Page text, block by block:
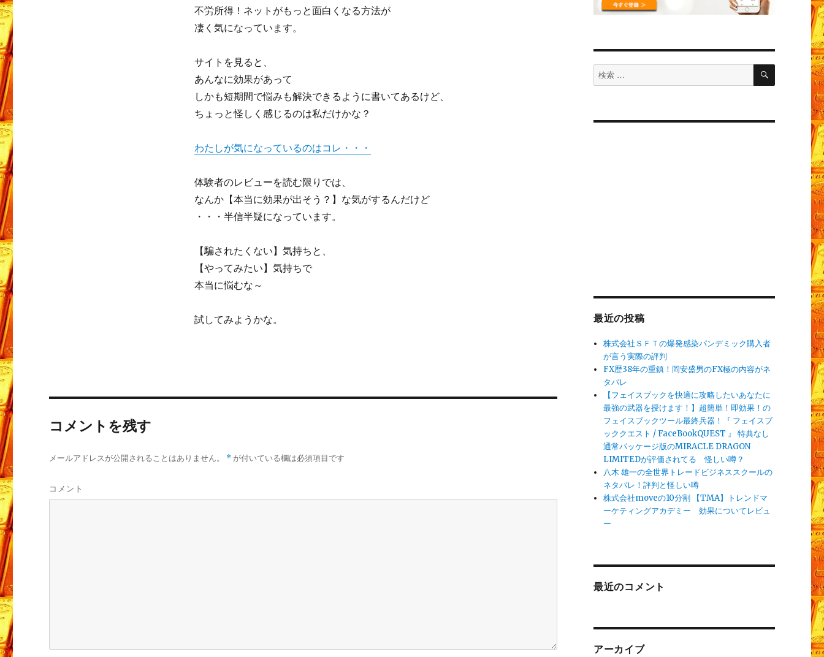
不労所得！ネットがもっと面白くなる方法が
凄く気になっています。
サイトを見ると、
あんなに効果があって
しかも短期間で悩みも解決できるように書いてあるけど、
ちょっと怪しく感じるのは私だけかな？
わたしが気になっているのはコレ・・・
体験者のレビューを読む限りでは、
なんか【本当に効果が出そう？】な気がするんだけど
・・・半信半疑になっています。
【騙されたくない】気持ちと、
【やってみたい】気持ちで
本当に悩むな～
試してみようかな。
コメントを残す
メールアドレスが公開されることはありません。 * が付いている欄は必須項目です
コメント
検
索
検
最近の投稿
株式会社ＳＦＴの爆発感染パンデミック購入者
が言う実際の評判
FX歴38年の重鎮！岡安盛男のFX極の内容がネ
タバレ
【フェイスブックを快適に攻略したいあなたに
最強の武器を授けます！】超簡単！即効果！の
フェイスブックツール最終兵器！『 フェイスブ
ッククエスト / FaceBookQUEST 』 特典なし
通常パッケージ版のMIRACLE DRAGON
LIMITEDが評価されてる 怪しい噂？
八木 雄一の全世界トレードビジネススクールの
ネタバレ！評判と怪しい噂
株式会社moveの10分割 【TMA】トレンドマ
ーケティングアカデミー 効果についてレビュ
ー
最近のコメント
アーカイブ